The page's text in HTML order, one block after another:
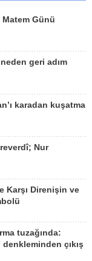
Günü
geri adım
karadan kuşatma
Nur
Karşı Direnişin ve
tuzağında:
çıkış